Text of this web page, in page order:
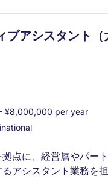
ブアシスタント（
¥8,000,000 per year
点に、経営層やパー
アシスタント業務を担